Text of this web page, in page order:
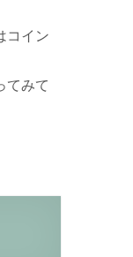
コイン
てみて